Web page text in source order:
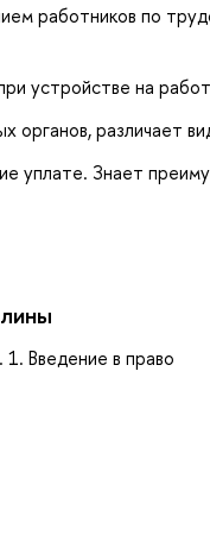
работников по
устройстве на
органов, различает
уплате. Знает
1. Введение в право